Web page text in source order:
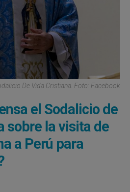
De Vida Cristiana. Foto: Facebook
el Sodalicio de
sobre la visita de
a Perú para